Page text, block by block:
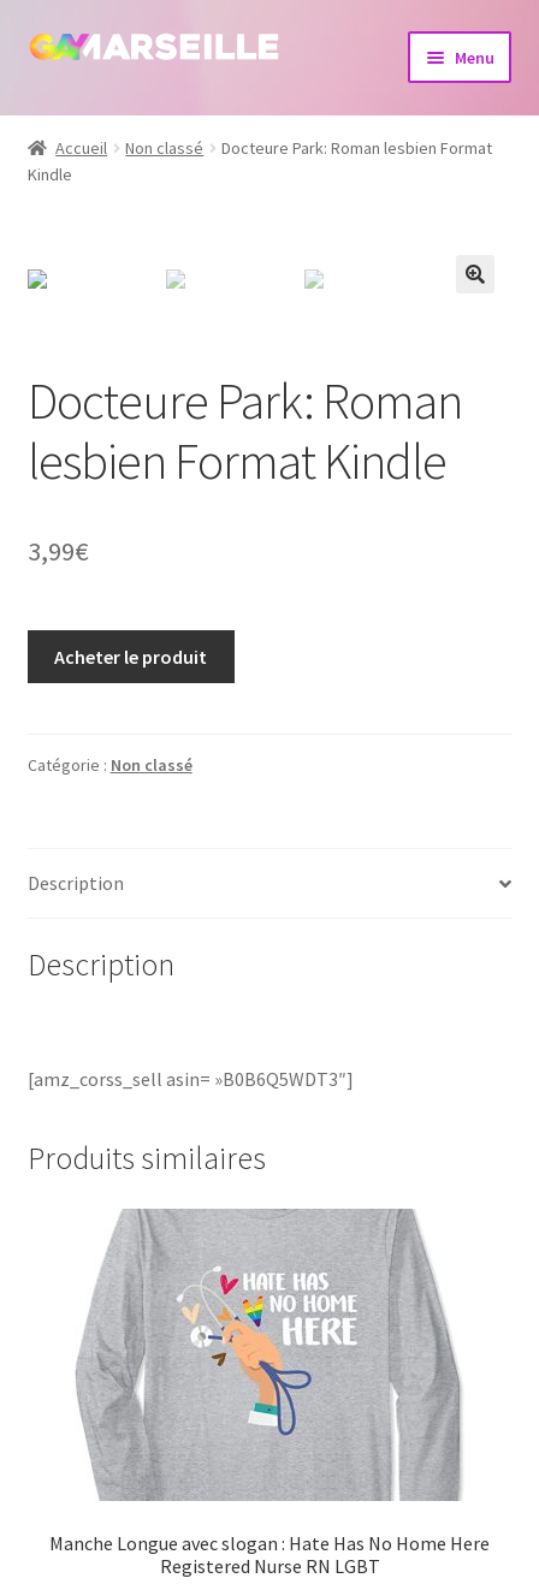
Aller
navigation
Aller
Menu
Boutique
Bijoux
Accueil Non classé
Docteure Park: Roman lesbien Format
Kindle
Docteure Park: Roman
lesbien Format Kindle
3,99€
Acheter le produit
Catégorie : Non classé
Description
Description
[amz_corss_sell asin= »B0B6Q5WDT3″]
Produits similaires
Manche Longue avec slogan : Hate Has No Home Here
Registered Nurse RN LGBT